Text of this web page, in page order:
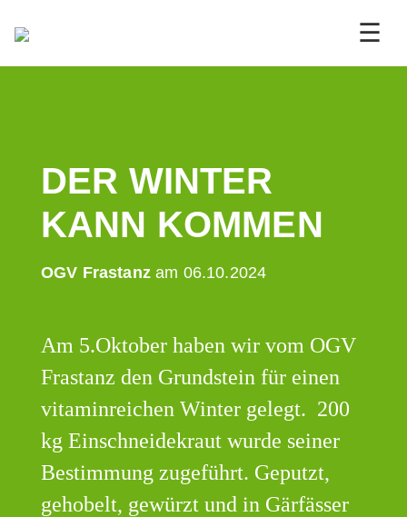
☰
DER WINTER
KANN KOMMEN
OGV Frastanzam 06.10.2024
Am 5.Oktober haben wir vom OGV
Frastanz den Grundstein für einen
vitaminreichen Winter gelegt. 200
kg Einschneidekraut wurde seiner
Bestimmung zugeführt. Geputzt,
gehobelt, gewürzt und in Gärfässer